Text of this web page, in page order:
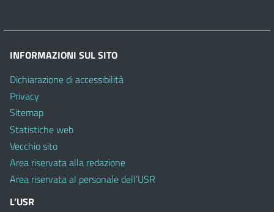
INFORMAZIONI SUL SITO
Dichiarazione di accessibilità
Privacy
Sitemap
Statistiche web
Vecchio sito
Area riservata alla redazione
Area riservata al personale dell’USR
L’USR